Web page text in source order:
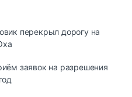
перекрыл дорогу на
заявок на разрешения